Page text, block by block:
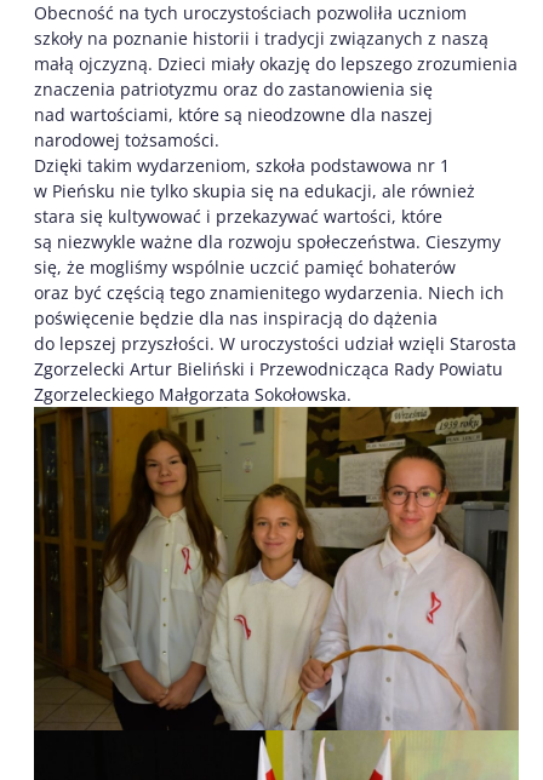
Obecność na tych uroczystościach pozwoliła uczniom
szkoły na poznanie historii i tradycji związanych z naszą
małą ojczyzną. Dzieci miały okazję do lepszego zrozumienia
znaczenia patriotyzmu oraz do zastanowienia się
nad wartościami, które są nieodzowne dla naszej
narodowej tożsamości.
Dzięki takim wydarzeniom, szkoła podstawowa nr 1
w Pieńsku nie tylko skupia się na edukacji, ale również
stara się kultywować i przekazywać wartości, które
są niezwykle ważne dla rozwoju społeczeństwa. Cieszymy
się, że mogliśmy wspólnie uczcić pamięć bohaterów
oraz być częścią tego znamienitego wydarzenia. Niech ich
poświęcenie będzie dla nas inspiracją do dążenia
do lepszej przyszłości. W uroczystości udział wzięli Starosta
Zgorzelecki Artur Bieliński i Przewodnicząca Rady Powiatu
Zgorzeleckiego Małgorzata Sokołowska.